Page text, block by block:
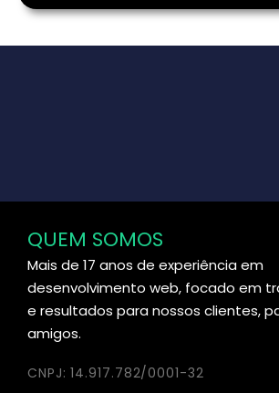
QUEM SOMOS
Mais de 17 anos de experiência em
desenvolvimento web, focado em
e resultados para nossos clientes,
amigos.
CNPJ: 14.917.782/0001-32